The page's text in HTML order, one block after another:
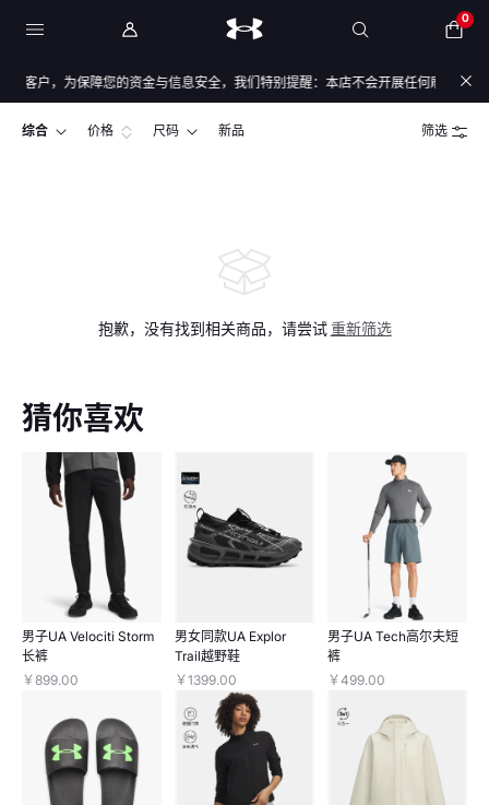
0
客户，为保障您的资金与信息安全，我们特别提醒：本店不会开展任何刷单活
综合 价格 尺码 新品 筛选
抱歉，没有找到相关商品，请尝试 重新筛选
猜你喜欢
男子UA Velociti Storm
长裤
￥899.00
男女同款UA Explor
Trail越野鞋
￥1399.00
男子UA Tech高尔夫短
裤
￥499.00